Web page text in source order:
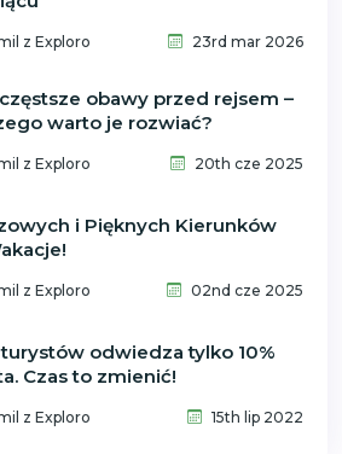
z Exploro 23rd mar 2026
obawy przed rejsem –
warto je rozwiać?
z Exploro 20th cze 2025
i Pięknych Kierunków
z Exploro 02nd cze 2025
odwiedza tylko 10%
Czas to zmienić!
z Exploro 15th lip 2022